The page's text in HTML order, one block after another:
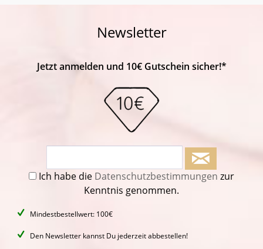
Newsletter
Jetzt anmelden und 10€ Gutschein sicher!*
Ich habe die Datenschutzbestimmungen zur
Kenntnis genommen.
Mindestbestellwert: 100€
Den Newsletter kannst Du jederzeit abbestellen!